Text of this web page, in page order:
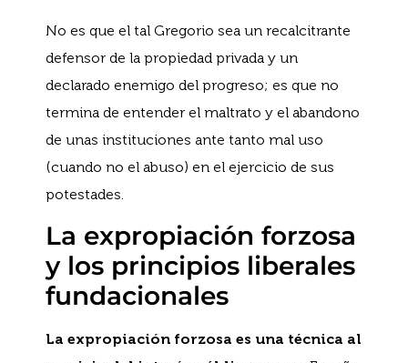
No es que el tal Gregorio sea un recalcitrante
defensor de la propiedad privada y un
declarado enemigo del progreso; es que no
termina de entender el maltrato y el abandono
de unas instituciones ante tanto mal uso
(cuando no el abuso) en el ejercicio de sus
potestades.
La expropiación forzosa
y los principios liberales
fundacionales
La expropiación forzosa es una técnica al